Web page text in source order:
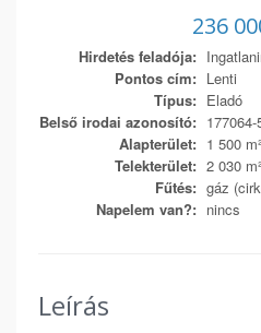
236
Hirdetés feladója:
Pontos cím: Lenti
Típus: Eladó
Belső irodai azonosító: 177064-
Alapterület: 1 500 m²
Telekterület: 2 030
Fűtés: gáz
Napelem van?: nincs
Leírás